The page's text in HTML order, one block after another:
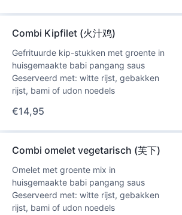
Combi Kipfilet (火汁鸡)
Gefrituurde kip-stukken met groente in
huisgemaakte babi pangang saus
Geserveerd met: witte rijst, gebakken
rijst, bami of udon noedels
€14,95
Combi omelet vegetarisch (芙下)
Omelet met groente mix in
huisgemaakte babi pangang saus
Geserveerd met: witte rijst, gebakken
rijst, bami of udon noedels